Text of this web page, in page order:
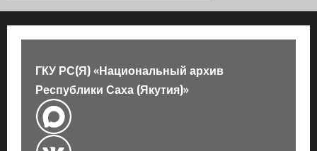
з
а
п
и
с
ГКУ РС(Я) «Национальный архив
Республики Саха (Якутия)»